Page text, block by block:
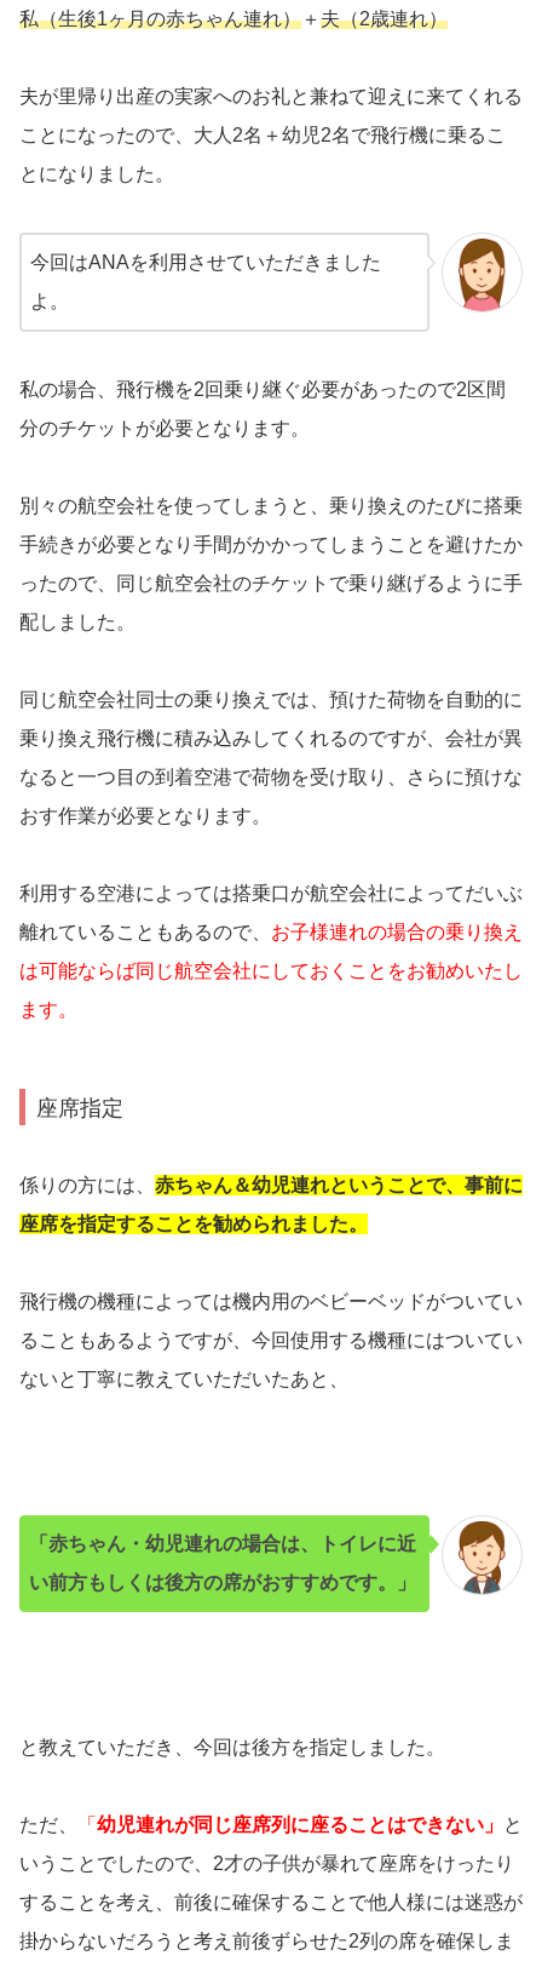
私（生後1ヶ月の赤ちゃん連れ） ＋夫（2歳連れ）
夫が里帰り出産の実家へのお礼と兼ねて迎えに来てくれる
ことになったので、大人2名＋幼児2名で飛行機に乗るこ
とになりました。
今回はANAを利用させていただきました
よ。
私の場合、飛行機を2回乗り継ぐ必要があったので2区間
分のチケットが必要となります。
別々の航空会社を使ってしまうと、乗り換えのたびに搭乗
手続きが必要となり手間がかかってしまうことを避けたか
ったので、同じ航空会社のチケットで乗り継げるように手
配しました。
同じ航空会社同士の乗り換えでは、預けた荷物を自動的に
乗り換え飛行機に積み込みしてくれるのですが、会社が異
なると一つ目の到着空港で荷物を受け取り、さらに預けな
おす作業が必要となります。
利用する空港によっては搭乗口が航空会社によってだいぶ
離れていることもあるので、 お子様連れの場合の乗り換え
は可能ならば同じ航空会社にしておくことをお勧めいたし
ます。
座席指定
係りの方には、 赤ちゃん＆幼児連れということで、事前に
座席を指定することを勧められました。
飛行機の機種によっては機内用のベビーベッドがついてい
ることもあるようですが、今回使用する機種にはついてい
ないと丁寧に教えていただいたあと、
「赤ちゃん・幼児連れの場合は、トイレに近
い前方もしくは後方の席がおすすめです。」
と教えていただき、今回は後方を指定しました。
ただ、 「 幼児連れが同じ座席列に座ることはできない」 と
いうことでしたので、2才の子供が暴れて座席をけったり
することを考え、前後に確保することで他人様には迷惑が
掛からないだろうと考え前後ずらせた2列の席を確保しま